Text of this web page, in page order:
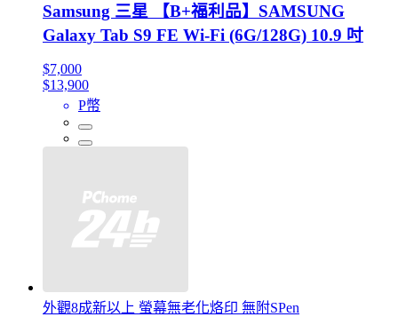
Samsung 三星 【B+福利品】SAMSUNG
Galaxy Tab S9 FE Wi-Fi (6G/128G) 10.9 吋
$7,000
$13,900
P幣
外觀8成新以上 螢幕無老化烙印 無附SPen